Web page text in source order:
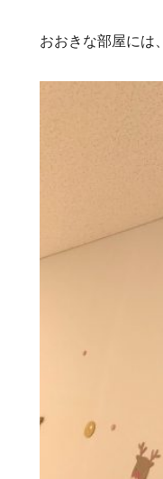
おおきな部屋には